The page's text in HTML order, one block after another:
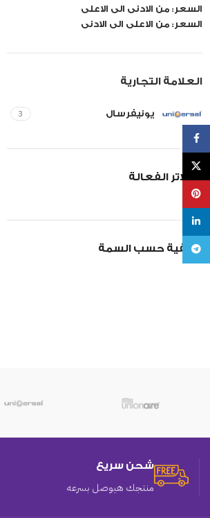
السعر: من الادنى الى الاعلى
السعر: من الاعلى الى الادنى
العلامة التجارية
يونيفرسال 3
الفلاتر الفعالة
تصفية حسب السمة
شحن سريع
منتجك هيوصل بسرعه
linkedin
Telegram